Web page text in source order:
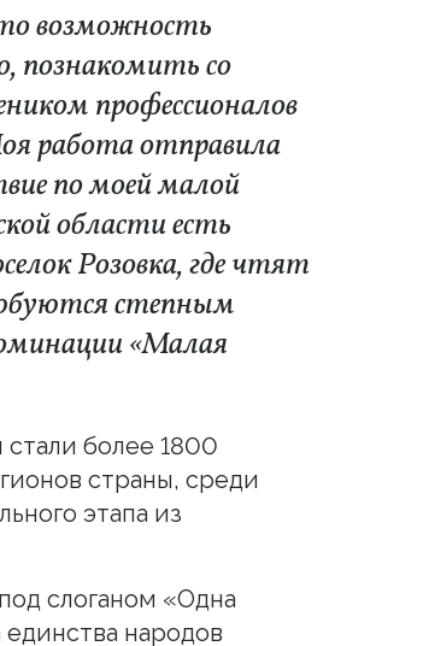
возможность
познакомить со
профессионалов
работа отправила
по моей малой
области есть
Розовка, где чтят
степным
«Малая
более 1800
страны, среди
этапа из
слоганом «Одна
народов